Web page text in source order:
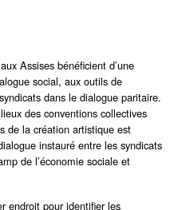
Assises bénéficient d’une
social, aux outils de
dans le dialogue paritaire.
des conventions collectives
de la création artistique est
instauré entre les syndicats
de l’économie sociale et
endroit pour identifier les